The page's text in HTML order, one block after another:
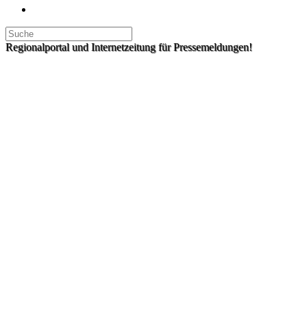
Regionalportal und Internetzeitung für Pressemeldungen!